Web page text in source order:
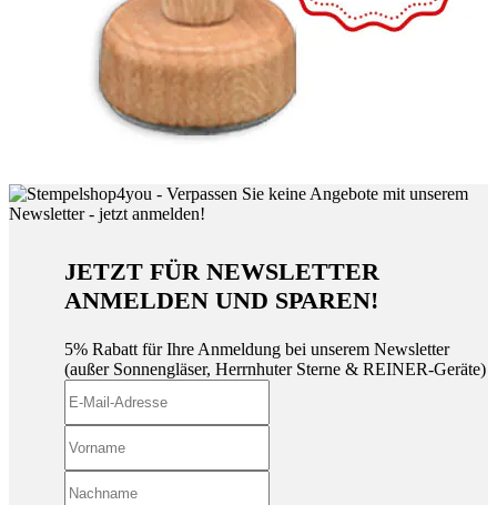
JETZT FÜR NEWSLETTER
ANMELDEN UND SPAREN!
5% Rabatt für Ihre Anmeldung bei unserem Newsletter
(außer Sonnengläser, Herrnhuter Sterne & REINER-Geräte)